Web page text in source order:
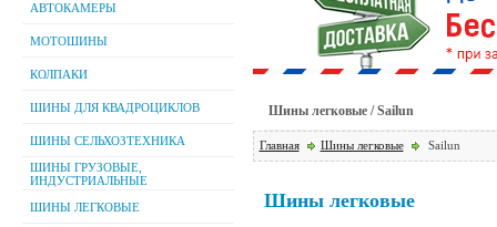
АВТОКАМЕРЫ
МОТОШИНЫ
КОЛПАКИ
ШИНЫ ДЛЯ КВАДРОЦИКЛОВ
ШИНЫ СЕЛЬХОЗТЕХНИКА
ШИНЫ ГРУЗОВЫЕ,
ИНДУСТРИАЛЬНЫЕ
ШИНЫ ЛЕГКОВЫЕ
Шины легковые / Sailun
Главная Шины легковые Sailun
Шины легковые